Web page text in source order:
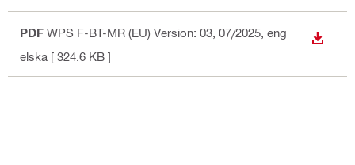
PDF WPS F-BT-MR (EU) Version: 03, 07/2025 , eng
elska [ 324.6 KB ]
LADDA